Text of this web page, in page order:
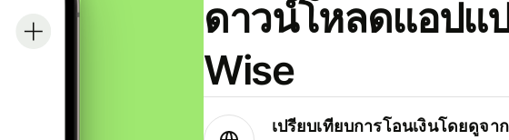
ดาวน์โหลดแอปแ
Wise
เปรียบเทียบการโอนเงินโดยดูจา